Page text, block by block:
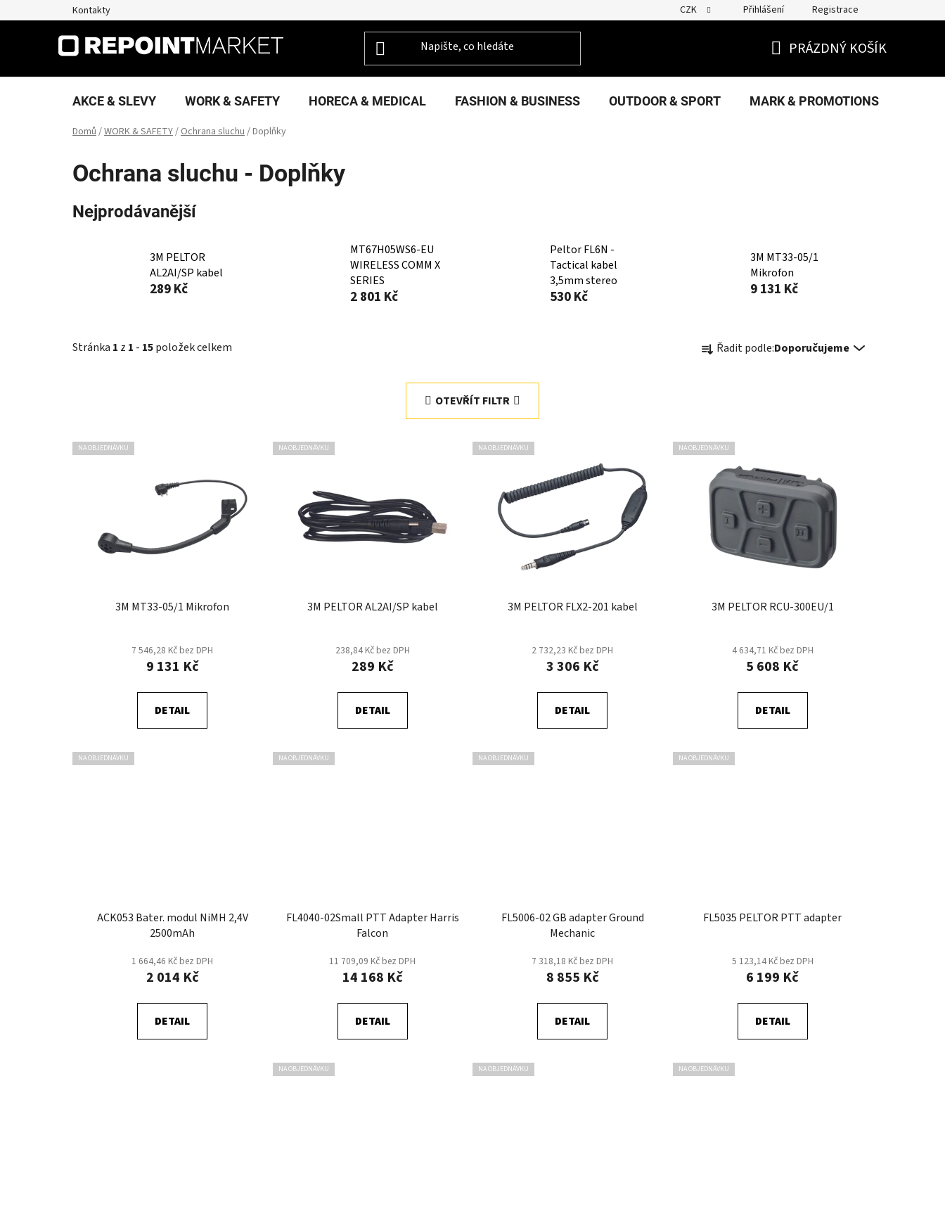
na
Kontakty CZK Přihlášení Registrace
KOŠÍK
PRÁZDNÝ KOŠÍK
AKCE & SLEVY WORK & SAFETY HORECA & MEDICAL FASHION & BUSINESS OUTDOOR & SPORT MARK & PROMOTIONS
Domů/WORK & SAFETY/Ochrana sluchu/Doplňky
Ochrana sluchu - Doplňky
Nejprodávanější
3M PELTOR
AL2AI/SP kabel
289 Kč
MT67H05WS6-EU
WIRELESS COMM X
SERIES
2 801 Kč
Peltor FL6N -
Tactical kabel
3,5mm stereo
530 Kč
3M MT33-05/1
Mikrofon
9 131 Kč
Stránka 1 z 1 - 15položek celkem
a
p
o
d
Řadit podle:Doporučujeme
OTEVŘÍT FILTR
V
ý
NA OBJEDNÁVKU
3M MT33-05/1 Mikrofon
7 546,28 Kč bez DPH
9 131 Kč
DETAIL
NA OBJEDNÁVKU
3M PELTOR AL2AI/SP kabel
238,84 Kč bez DPH
289 Kč
DETAIL
NA OBJEDNÁVKU
3M PELTOR FLX2-201 kabel
2 732,23 Kč bez DPH
3 306 Kč
DETAIL
NA OBJEDNÁVKU
3M PELTOR RCU-300EU/1
4 634,71 Kč bez DPH
5 608 Kč
DETAIL
NA OBJEDNÁVKU
ACK053 Bater. modul NiMH 2,4V
2500mAh
1 664,46 Kč bez DPH
2 014 Kč
DETAIL
NA OBJEDNÁVKU
FL4040-02Small PTT Adapter Harris
Falcon
11 709,09 Kč bez DPH
14 168 Kč
DETAIL
NA OBJEDNÁVKU
FL5006-02 GB adapter Ground
Mechanic
7 318,18 Kč bez DPH
8 855 Kč
DETAIL
NA OBJEDNÁVKU
FL5035 PELTOR PTT adapter
5 123,14 Kč bez DPH
6 199 Kč
DETAIL
NA OBJEDNÁVKU NA OBJEDNÁVKU NA OBJEDNÁVKU